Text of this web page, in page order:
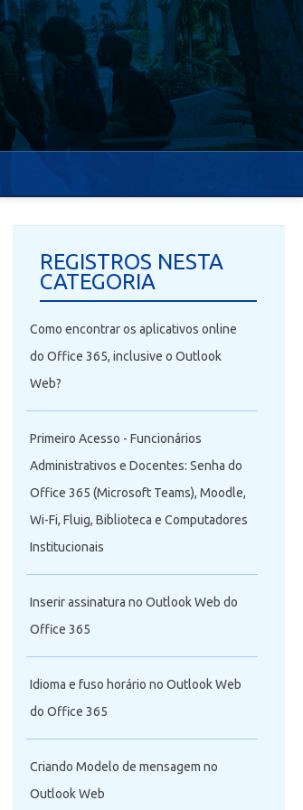
REGISTROS NESTA
CATEGORIA
Como encontrar os aplicativos online
do Office 365, inclusive o Outlook
Web?
Primeiro Acesso - Funcionários
Administrativos e Docentes: Senha do
Office 365 (Microsoft Teams), Moodle,
Wi-Fi, Fluig, Biblioteca e Computadores
Institucionais
Inserir assinatura no Outlook Web do
Office 365
Idioma e fuso horário no Outlook Web
do Office 365
Criando Modelo de mensagem no
Outlook Web